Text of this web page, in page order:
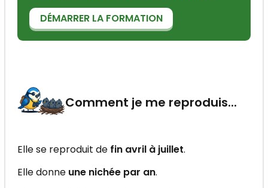
DÉMARRER LA FORMATION
Comment je me reproduis...
Elle se reproduit de fin avril à juillet.
Elle donne une nichée par an.